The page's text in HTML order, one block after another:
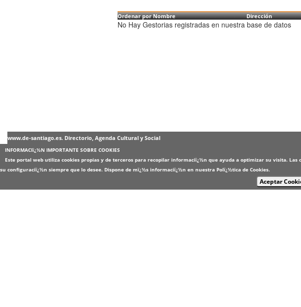
Ordenar por Nombre Dirección
No Hay Gestorias registradas en nuestra base de datos
www.de-santiago.es. Directorio, Agenda Cultural y Social
INFORMACIï¿½N IMPORTANTE SOBRE COOKIES
Este portal web utiliza cookies propias y de terceros para recopilar informaciï¿½n que ayuda a optimizar su visita.
su configuraciï¿½n siempre que lo desee. Dispone de mï¿½s informaciï¿½n en nuestra Polï¿½tica de Cookies.